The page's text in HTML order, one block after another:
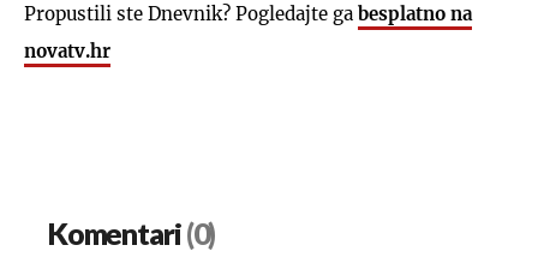
Propustili ste Dnevnik? Pogledajte ga besplatno na
novatv.hr
Komentari(0)